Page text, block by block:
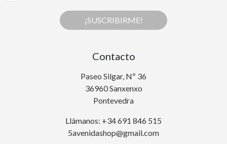
¡SUSCRIBIRME!
Contacto
Paseo Silgar, Nº 36
36960 Sanxenxo
Pontevedra
Llámanos: +34 691 846 515
5avenidashop@gmail.com